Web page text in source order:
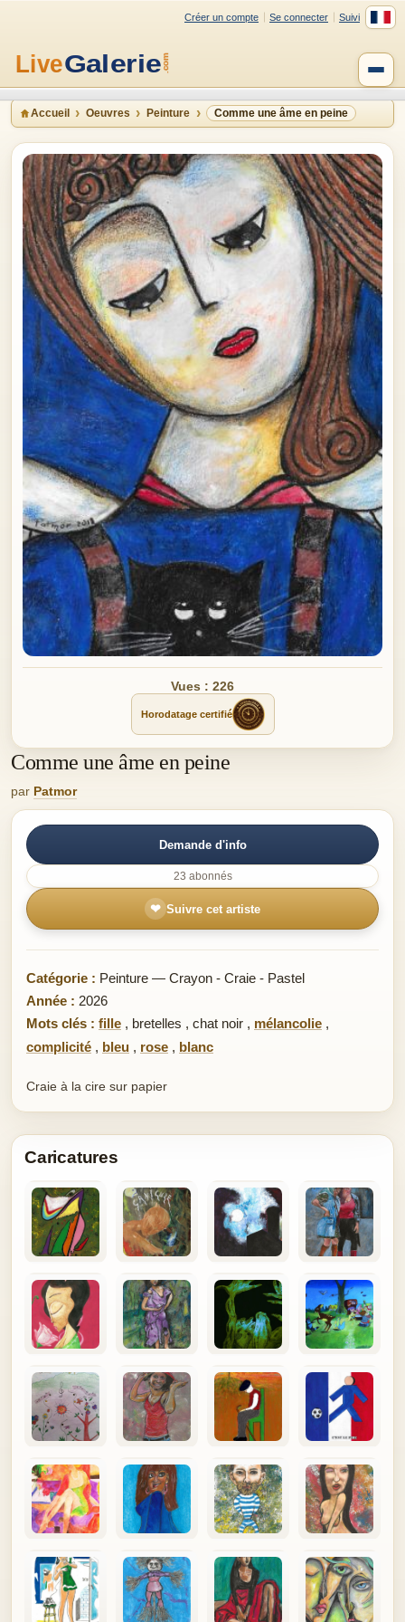
Créer un compte Se connecter Suivi
Accueil Oeuvres Peinture Comme une âme en peine
Vues : 226
Horodatage certifié
Comme une âme en peine
par Patmor
Demande d'info
23 abonnés
❤ Suivre cet artiste
Catégorie : Peinture — Crayon - Craie - Pastel
Année : 2026
Mots clés : fille , bretelles , chat noir , mélancolie ,
complicité , bleu , rose , blanc
Craie à la cire sur papier
Caricatures